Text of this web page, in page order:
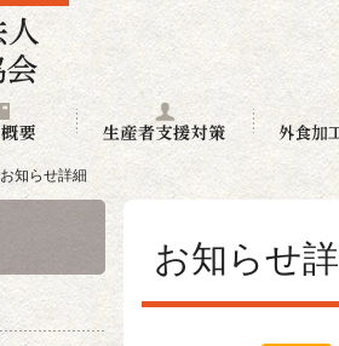
お知らせ詳細
お知らせ